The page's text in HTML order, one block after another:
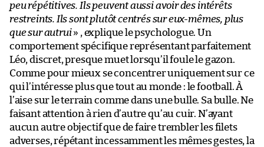
peu répétitives. Ils peuvent aussi avoir des intérêts
restreints. Ils sont plutôt centrés sur eux-mêmes, plus
que sur autrui» , explique le psychologue. Un
comportement spécifique représentant parfaitement
Léo, discret, presque muet lorsqu’il foule le gazon.
Comme pour mieux se concentrer uniquement sur ce
qui l’intéresse plus que tout au monde : le football. À
l’aise sur le terrain comme dans une bulle. Sa bulle. Ne
faisant attention à rien d’autre qu’au cuir. N’ayant
aucun autre objectif que de faire trembler les filets
adverses, répétant incessamment les mêmes gestes, la